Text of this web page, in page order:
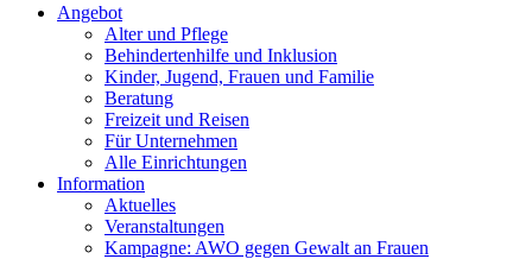
Angebot
Alter und Pflege
Behindertenhilfe und Inklusion
Kinder, Jugend, Frauen und Familie
Beratung
Freizeit und Reisen
Für Unternehmen
Alle Einrichtungen
Information
Aktuelles
Veranstaltungen
Kampagne: AWO gegen Gewalt an Frauen